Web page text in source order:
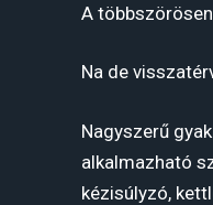
A
Na de
Nagyszerű
alkalmazható
kézisúlyzó,